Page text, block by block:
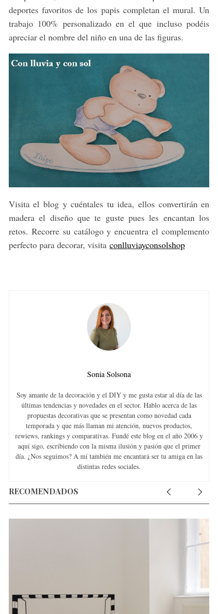
deportes favoritos de los papis completan el mural. Un
trabajo 100% personalizado en el que incluso podéis
apreciar el nombre del niño en una de las figuras.
Visita el blog y cuéntales tu idea, ellos convertirán en
madera el diseño que te guste pues les encantan los
retos. Recorre su catálogo y encuentra el complemento
perfecto para decorar, visita conlluviayconsolshop
Sonia Solsona
Soy amante de la decoración y el DIY y me gusta estar al día de las
últimas tendencias y novedades en el sector. Hablo acerca de las
propuestas decorativas que se presentan como novedad cada
temporada y que más llaman mi atención, nuevos productos,
rewiews, rankings y comparativas. Fundé este blog en el año 2006 y
aquí sigo, escribiendo con la misma ilusión y pasión que el primer
día. ¿Nos seguimos? A mí también me encantará ser tu amiga en las
distintas redes sociales.
RECOMENDADOS
o
: